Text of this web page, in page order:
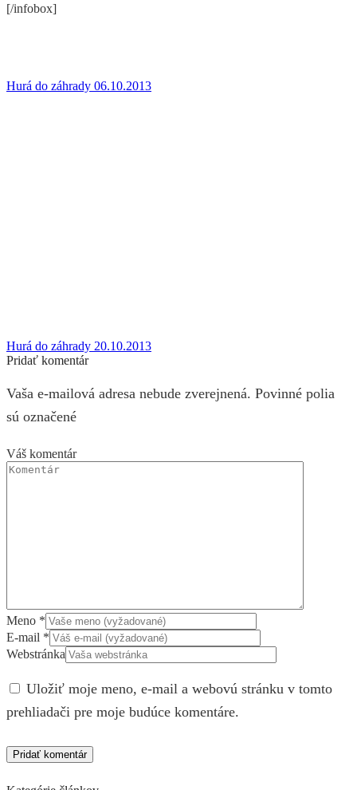
[/infobox]
Hurá do záhrady 06.10.2013
Hurá do záhrady 20.10.2013
Pridať komentár
Vaša e-mailová adresa nebude zverejnená. Povinné polia
sú označené
Váš komentár
Meno *
E-mail *
Webstránka
Uložiť moje meno, e-mail a webovú stránku v tomto
prehliadači pre moje budúce komentáre.